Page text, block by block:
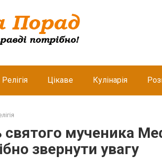
Релігія Цікаве Кулінарія
святого мученика
звернути увагу